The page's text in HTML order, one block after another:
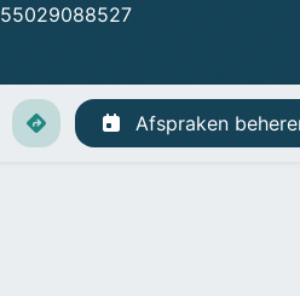
55029088527
Afspraken